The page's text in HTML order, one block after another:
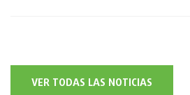
VER TODAS LAS NOTICIAS